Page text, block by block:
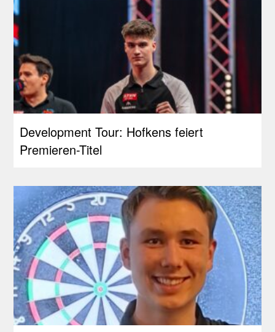
Development Tour: Hofkens feiert
Premieren-Titel